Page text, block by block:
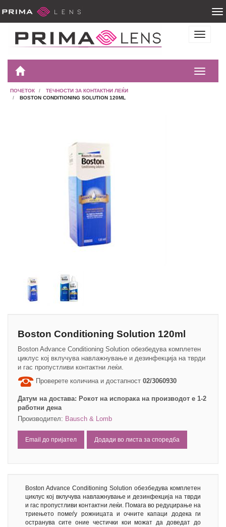
ПОЧЕТОК
ТЕЧНОСТИ ЗА КОНТАКТНИ ЛЕЌИ
BOSTON CONDITIONING SOLUTION 120ML
Boston Conditioning Solution 120ml
Boston Advance Conditioning Solution обезбедува комплетен
циклус кој вклучува навлажнување и дезинфекција на тврди
и гас пропустливи контактни леќи.
Проверете количина и достапност 02/3060930
Датум на достава: Рокот на испорака на производот е 1-2
работни дена
Производител: Bausch & Lomb
Boston Advance Conditioning Solution обезбедува комплетен
циклус кој вклучува навлажнување и дезинфекција на тврди
и гас пропустливи контактни леќи. Помага во редуцирање на
триењето помеѓу рожницата и очните капаци додека ги
остранува сите оние честички кои можат да доведат до